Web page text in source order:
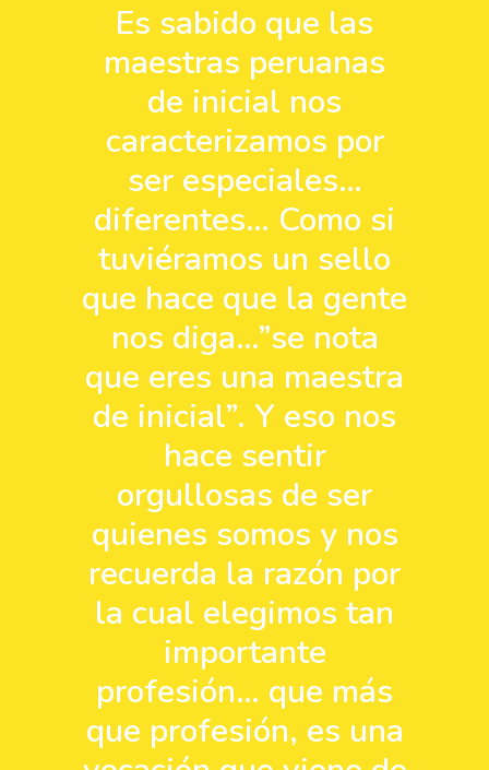
Es sabido que las
maestras peruanas
de inicial nos
caracterizamos por
ser especiales…
diferentes… Como si
tuviéramos un sello
que hace que la gente
nos diga…”se nota
que eres una maestra
de inicial”. Y eso nos
hace sentir
orgullosas de ser
quienes somos y nos
recuerda la razón por
la cual elegimos tan
importante
profesión… que más
que profesión, es una